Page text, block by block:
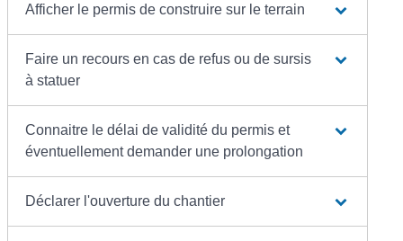
Afficher le permis de construire sur le terrain
Faire un recours en cas de refus ou de sursis
à statuer
Connaitre le délai de validité du permis et
éventuellement demander une prolongation
Déclarer l'ouverture du chantier